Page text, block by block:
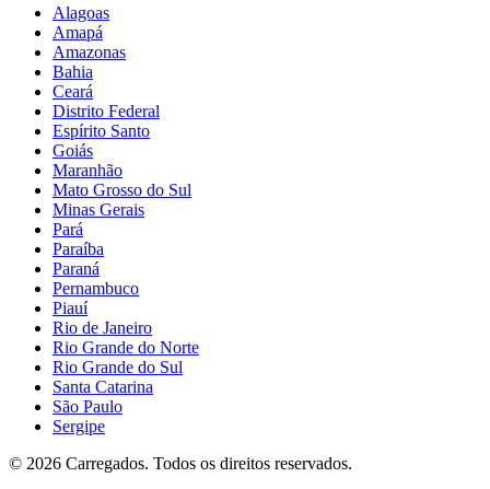
Alagoas
Amapá
Amazonas
Bahia
Ceará
Distrito Federal
Espírito Santo
Goiás
Maranhão
Mato Grosso do Sul
Minas Gerais
Pará
Paraíba
Paraná
Pernambuco
Piauí
Rio de Janeiro
Rio Grande do Norte
Rio Grande do Sul
Santa Catarina
São Paulo
Sergipe
© 2026 Carregados. Todos os direitos reservados.